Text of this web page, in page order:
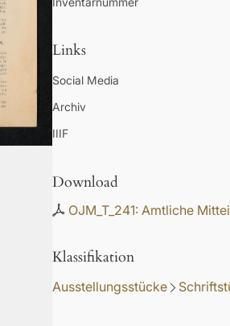
Links
Social Media
Archiv
IIIF
Download
OJM_T_241: Amtliche
Klassifikation
Ausstellungsstücke